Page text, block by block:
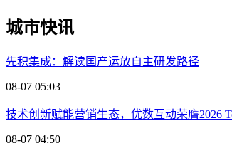
城市快讯
先积集成：解读国产运放自主研发路径
08-07 05:03
技术创新赋能营销生态，优数互动荣膺2026
08-07 04:50